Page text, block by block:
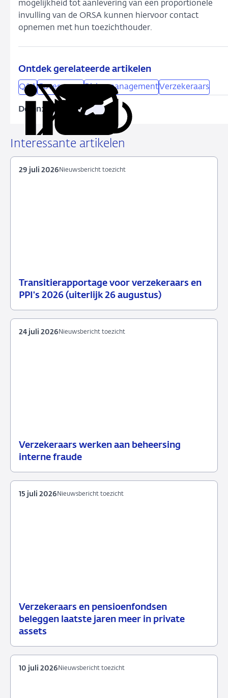
mogelijkheid tot aanlevering van een proportionele
invulling van de ORSA kunnen hiervoor contact
opnemen met hun toezichthouder.
Ontdek gerelateerde artikelen
Q&AGovernance RisicomanagementVerzekeraars
Delen:
Deel
LinkedIn
via
X
Deel
Facebook
Deel
e-
Kopieer
Interessante artikelen
Transitierapportage voor verzekeraars en
PPI's 2026 (uiterlijk 26 augustus)
29
Nieuwsbericht
Nieuwsbericht toezicht
29 juli 2026
Verzekeraars werken aan beheersing
interne fraude
24
Nieuwsbericht
Nieuwsbericht toezicht
24 juli 2026
Verzekeraars en pensioenfondsen
beleggen laatste jaren meer in private
assets
15
juli
Nieuwsbericht
toezicht
Nieuwsbericht toezicht
15 juli 2026
Nieuwsbericht toezicht
10 juli 2026